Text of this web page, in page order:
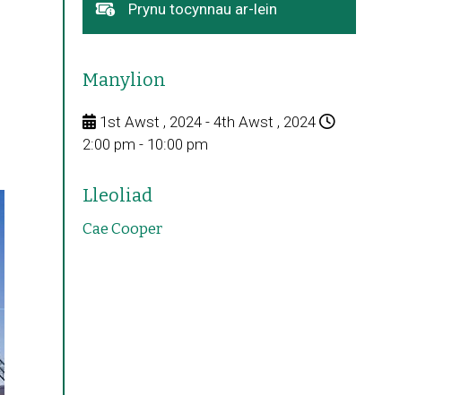
ffenestr
Prynu tocynnau ar-lein
yn
newydd
Manylion
1st Awst , 2024 - 4th Awst , 2024
2:00 pm - 10:00 pm
Lleoliad
Cae Cooper